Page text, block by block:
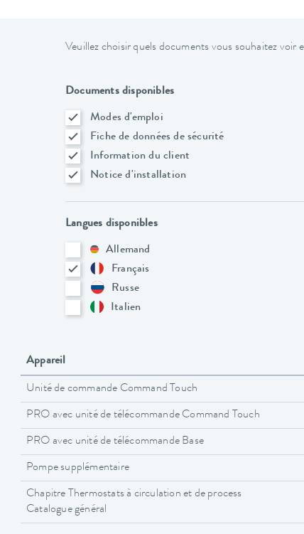
Veuillez choisir quels documents vous souhaitez voir
Documents disponibles
Modes d'emploi
Fiche de données de sécurité
Information du client
Notice d'installation
Langues disponibles
Allemand
Français
Russe
Italien
Appareil
Unité de commande Command Touch
PRO avec unité de télécommande Command Touch
PRO avec unité de télécommande Base
Pompe supplémentaire
Chapitre Thermostats à circulation et de process
Catalogue général